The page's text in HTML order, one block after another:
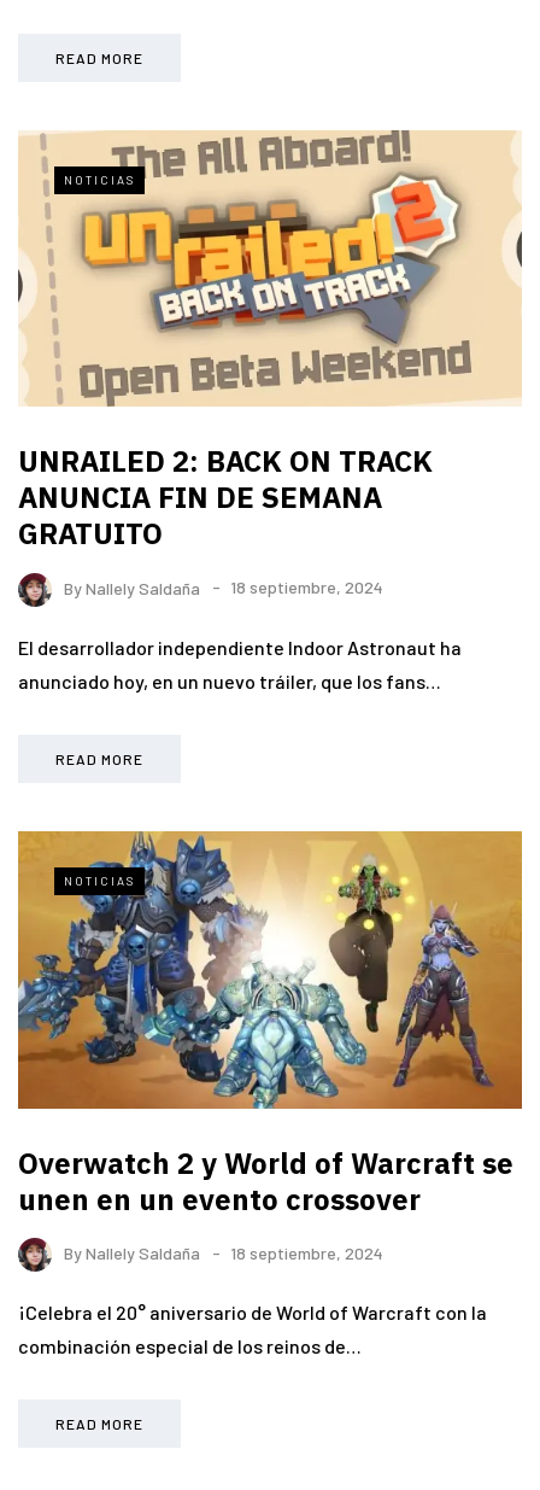
READ MORE
NOTICIAS
UNRAILED 2: BACK ON TRACK
ANUNCIA FIN DE SEMANA
GRATUITO
ByNallely Saldaña 18 septiembre, 2024
El desarrollador independiente Indoor Astronaut ha
anunciado hoy, en un nuevo tráiler, que los fans…
READ MORE
NOTICIAS
Overwatch 2 y World of Warcraft se
unen en un evento crossover
ByNallely Saldaña 18 septiembre, 2024
¡Celebra el 20° aniversario de World of Warcraft con la
combinación especial de los reinos de…
READ MORE